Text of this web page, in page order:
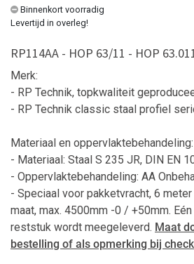
Binnenkort voorradig
Levertijd in overleg!
RP114AA - HOP 63/11 - HOP
Merk:
- RP Technik, topkwaliteit
- RP Technik classic staal profiel
Materiaal en oppervlaktebehandeling:
- Materiaal: Staal S 235 JR, DIN EN
- Oppervlaktebehandeling: AA
- Speciaal voor pakketvracht, 6
maat, max. 4500mm -0 / +50mm.
reststuk wordt meegeleverd. Maat
bestelling of als opmerking bij